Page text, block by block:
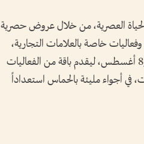
العصرية، من خلال عروض حصرية
خاصة بالعلامات التجارية،
كما يشهد الموسم إطلاق «كرنفال العودة إلى المدارس»، يومي 7 و8 أغسطس، ليقدم باقة من الفعاليات
في أجواء مليئة بالحماس استعداداً